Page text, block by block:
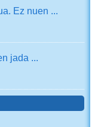
Ez nuen ...
jada ...